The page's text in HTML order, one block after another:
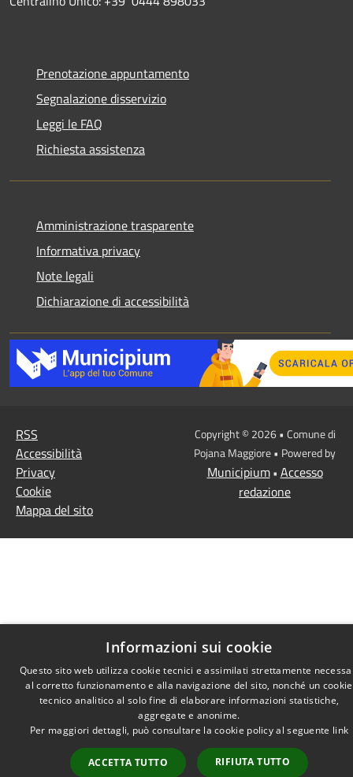
Prenotazione appuntamento
Segnalazione disservizio
Leggi le FAQ
Richiesta assistenza
Amministrazione trasparente
Informativa privacy
Note legali
Dichiarazione di accessibilità
RSS
Accessibilità
Privacy
Cookie
Mappa del sito
Copyright © 2026 • Comune di
Pojana Maggiore • Powered by
Municipium• Accesso
redazione
Informazioni sui cookie
Questo sito web utilizza cookie tecnici e assimilati strettamente
al corretto funzionamento e alla navigazione del sito, nonché un cookie
tecnico analitico al solo fine di elaborare informazioni statistiche,
aggregate e anonime.
Per maggiori dettagli, può consultare la cookie policy al seguente link
ACCETTA TUTTO RIFIUTA TUTTO